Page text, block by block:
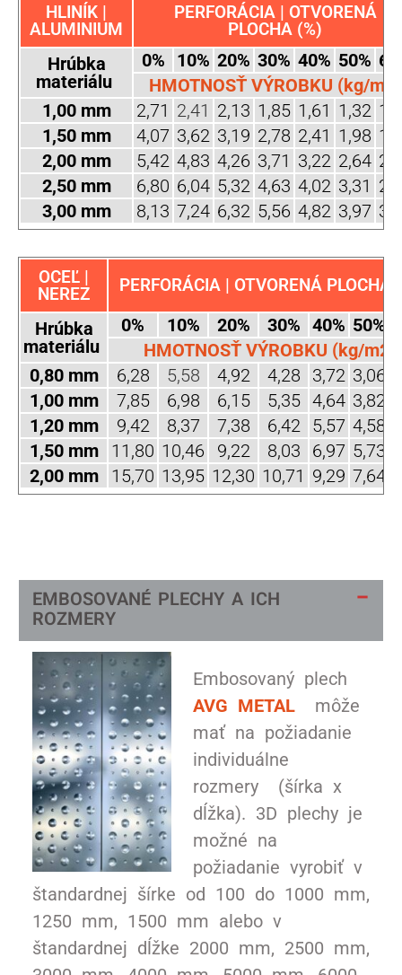
HLINÍK |
ALUMINIUM
PERFORÁCIA | OTVORENÁ
PLOCHA (%)
Hrúbka
materiálu
0% 10% 20% 30% 40% 50%
HMOTNOSŤ VÝROBKU (kg/m2)
1,00 mm
2,71 2,41 2,13 1,85 1,61 1,32
1,50 mm
4,07 3,62 3,19 2,78 2,41 1,98
2,00 mm
5,42 4,83 4,26 3,71 3,22 2,64
2,50 mm
6,80 6,04 5,32 4,63 4,02 3,31
3,00 mm
8,13 7,24 6,32 5,56 4,82 3,97
OCEĽ |
NEREZ
PERFORÁCIA | OTVORENÁ PLOCHA
Hrúbka
materiálu
0% 10% 20% 30% 40% 50%
HMOTNOSŤ VÝROBKU (kg/m2)
0,80 mm
6,28 5,58 4,92 4,28 3,72 3,06
1,00 mm
7,85 6,98 6,15 5,35 4,64 3,82
1,20 mm
9,42 8,37 7,38 6,42 5,57 4,58
1,50 mm
11,80 10,46 9,22 8,03 6,97 5,73
2,00 mm
15,70 13,95 12,30 10,71 9,29 7,64
EMBOSOVANÉ PLECHY A ICH
ROZMERY
Embosovaný plech
AVG METAL
môže
mať na požiadanie
individuálne
rozmery (šírka x
dĺžka). 3D plechy je
možné na
požiadanie vyrobiť v
štandardnej šírke od 100 do 1000 mm,
1250 mm, 1500 mm alebo v
štandardnej dĺžke 2000 mm, 2500 mm,